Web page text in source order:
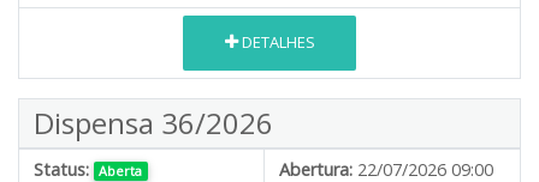
DETALHES
Dispensa 36/2026
Status: Aberta Abertura: 22/07/2026 09:00